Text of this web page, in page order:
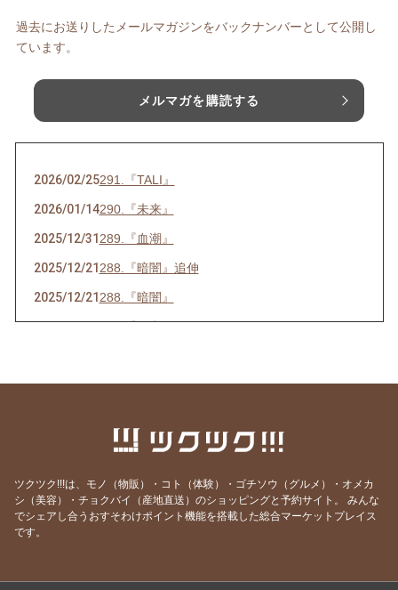
過去にお送りしたメールマガジンをバックナンバーとして公開し
ています。
メルマガを購読する
2026/02/25291.『TALI』
2026/01/14290.『未来』
2025/12/31289.『血潮』
2025/12/21288.『暗闇』追伸
2025/12/21288.『暗闇』
2025/07/16286.『ネ申』
2025/05/28284.『東京』
282.『葛藤』
2025/03/31280.『化身』
2025/02/25
ツクツク!!!は、モノ（物販）・コト（体験）・ゴチソウ（グルメ）・オメカ
シ（美容）・チョクバイ（産地直送）のショッピングと予約サイト。
みんな
でシェアし合うおすそわけポイント機能を搭載した総合マーケットプレイス
です。